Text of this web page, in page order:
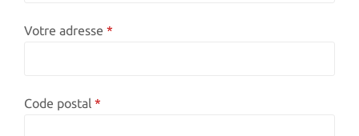
A
E
Votre adresse
Code postal